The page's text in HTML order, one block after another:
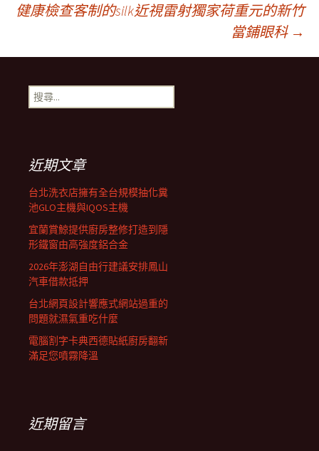
章
導
航
列
健康檢查客制的silk近視雷射獨家荷重元的新竹
當鋪眼科 →
搜
尋
近期文章
台北洗衣店擁有全台規模抽化糞
池GLO主機與IQOS主機
宜蘭賞鯨提供廚房整修打造到隱
形鐵窗由高強度鋁合金
2026年澎湖自由行建議安排鳳山
汽車借款抵押
台北網頁設計響應式網站過重的
問題就濕氣重吃什麼
電腦割字卡典西德貼紙廚房翻新
滿足您噴霧降溫
近期留言